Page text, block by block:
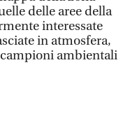
delle aree della
interessate
in atmosfera,
ambientali